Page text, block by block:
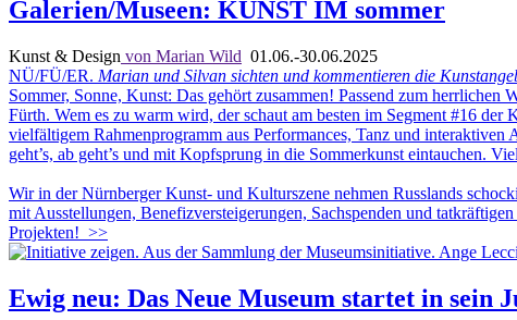
Galerien/Museen: KUNST IM sommer
Kunst & Design von Marian Wild 01.06.-30.06.2025
NÜ/FÜ/ER. Marian und Silvan sichten und kommentieren die
Sommer, Sonne, Kunst: Das gehört zusammen! Passend zum
Fürth. Wem es zu warm wird, der schaut am besten im Segment #16
vielfältigem Rahmenprogramm aus Performances, Tanz und
geht’s, ab geht’s und mit Kopfsprung in die Sommerkunst eintauchen.
Wir in der Nürnberger Kunst- und Kulturszene nehmen Russlands
mit Ausstellungen, Benefizversteigerungen, Sachspenden und
Projekten! >>
Ewig neu: Das Neue Museum startet in sein